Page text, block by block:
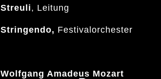
Streuli, Leitung
Stringendo, Festivalorchester
Wolfgang Amadeus Mozart